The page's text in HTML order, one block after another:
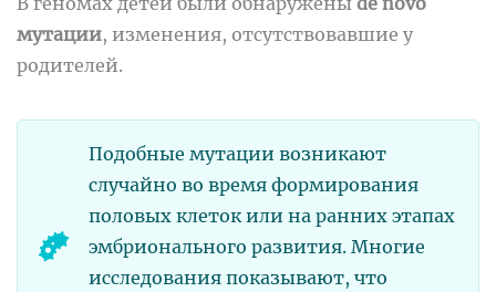
мутации, изменения, отсутствовавшие у
родителей.
Подобные мутации возникают
случайно во время формирования
половых клеток или на ранних этапах
эмбрионального развития. Многие
исследования показывают, что